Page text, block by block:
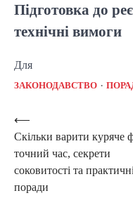
Підготовка до
технічні вимоги
Для
ЗАКОНОДАВСТВО
Post
navigation
⟵
Скільки варити куряче
точний час, секрети
соковитості та практичні
поради